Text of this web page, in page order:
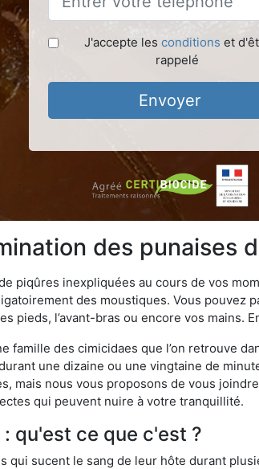
J'accepte les conditions et
rappelé
Envoyer
des punaises
piqûres inexpliquées au cours de vos
des moustiques. Vous pouvez
pieds, l’avant-bras ou encore vos
famille des cimicidaes que l’on retrouve
une dizaine ou une vingtaine de
mais nous vous proposons de vous
qui peuvent nuire à votre tranquillité.
qu'est ce que c'est ?
qui sucent le sang de leur hôte durant